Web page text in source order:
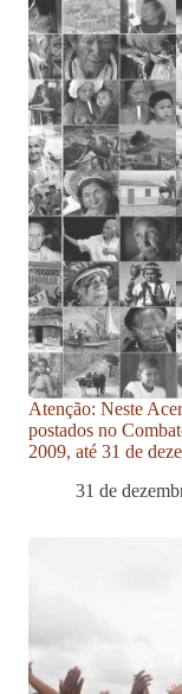
Atenção: Neste
postados no
2009, até 31 de
31 de